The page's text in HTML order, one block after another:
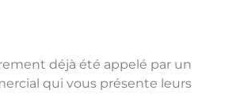
déjà été appelé par un
qui vous présente leurs